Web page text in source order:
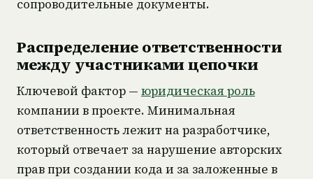
сопроводительные документы.
Распределение ответственности
между участниками цепочки
Ключевой фактор — юридическая роль
компании в проекте. Минимальная
ответственность лежит на разработчике,
который отвечает за нарушение авторских
прав при создании кода и за заложенные в